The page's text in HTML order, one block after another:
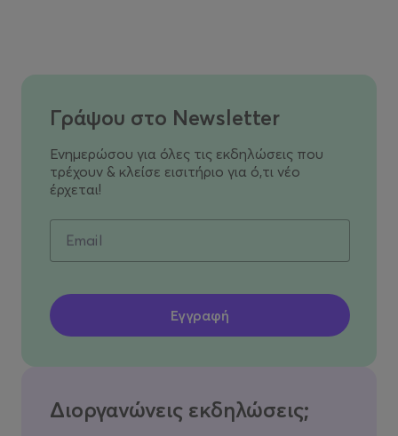
Γράψου στο Newsletter
Ενημερώσου για όλες τις εκδηλώσεις που
τρέχουν & κλείσε εισιτήριο για ό,τι νέο
έρχεται!
Email
Διοργανώνεις εκδηλώσεις;